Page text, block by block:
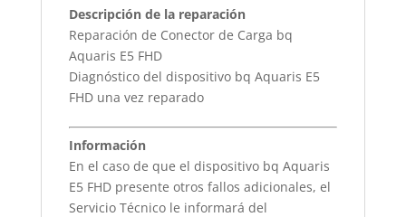
Descripción de la reparación
Reparación de Conector de Carga bq
Aquaris E5 FHD
Diagnóstico del dispositivo bq Aquaris E5
FHD una vez reparado
Información
En el caso de que el dispositivo bq Aquaris
E5 FHD presente otros fallos adicionales, el
Servicio Técnico le informará del